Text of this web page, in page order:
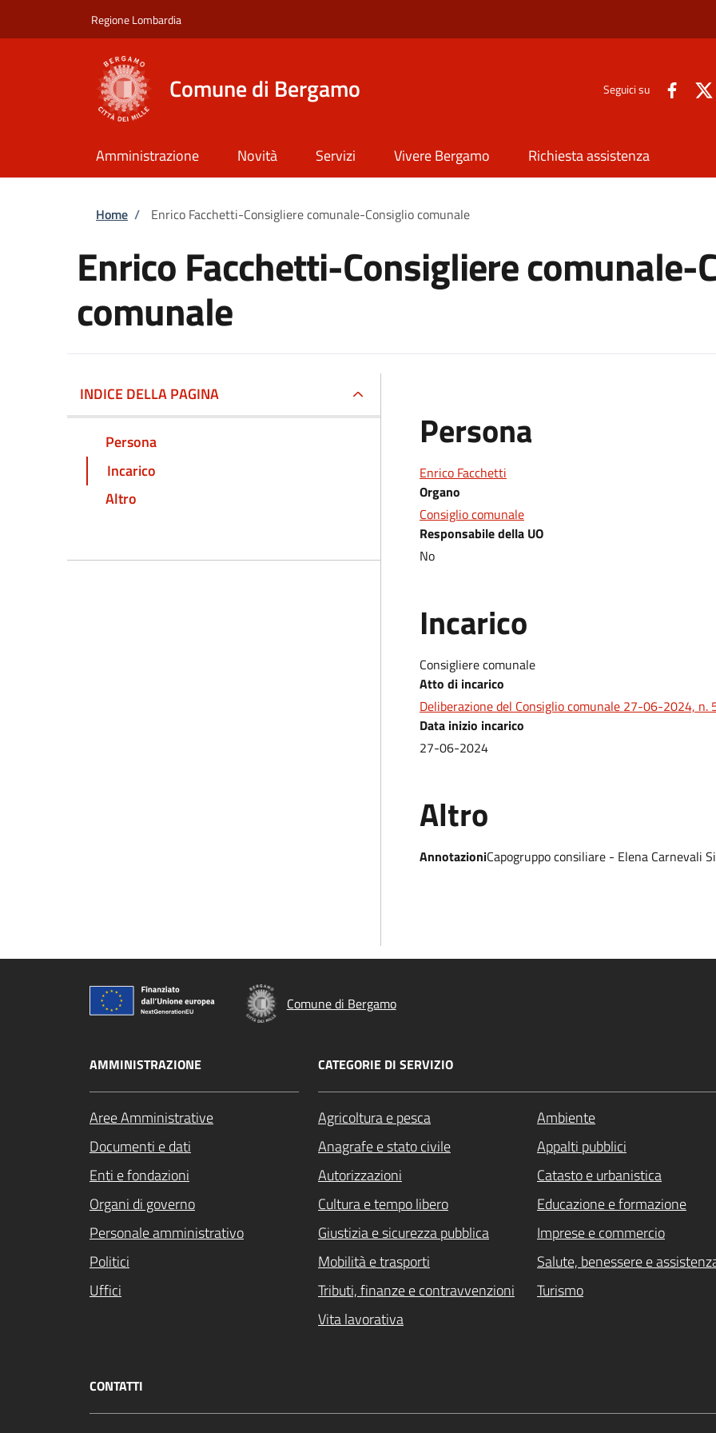
Regione Lombardia
Comune di Bergamo Seguici su
Amministrazione Novità Servizi Vivere Bergamo Richiesta assistenza
Briciole di pane
Home / Enrico Facchetti-Consigliere comunale-Consiglio comunale
Enrico Facchetti-Consigliere comunale-
comunale
INDICE DELLA PAGINA
Persona
Incarico
Altro
Persona
Enrico Facchetti
Organo
Consiglio comunale
Responsabile della UO
No
Incarico
Consigliere comunale
Atto di incarico
Deliberazione del Consiglio comunale 27-06-2024, n.
Data inizio incarico
27-06-2024
Altro
AnnotazioniCapogruppo consiliare - Elena Carnevali
Comune di Bergamo
AMMINISTRAZIONE
Aree Amministrative
Documenti e dati
Enti e fondazioni
Organi di governo
Personale amministrativo
Politici
Uffici
CATEGORIE DI SERVIZIO
Agricoltura e pesca
Ambiente
Anagrafe e stato civile
Appalti pubblici
Autorizzazioni
Catasto e urbanistica
Cultura e tempo libero
Educazione e formazione
Giustizia e sicurezza pubblica
Imprese e commercio
Mobilità e trasporti
Salute, benessere e
Tributi, finanze e contravvenzioni
Turismo
Vita lavorativa
CONTATTI